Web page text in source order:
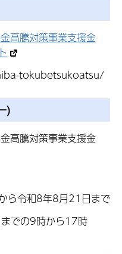
高騰対策事業支援金
tokubetsukoatsu/
)
高騰対策事業支援金
ら令和8年8月21日まで
での9時から17時